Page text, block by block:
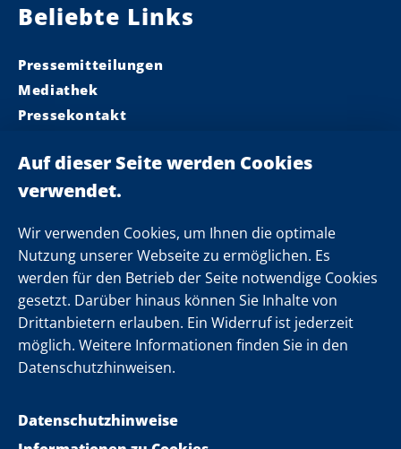
Wir verwenden Cookies, um Ihnen die optimale
Nutzung unserer Webseite zu ermöglichen. Es
werden für den Betrieb der Seite notwendige Cookies
gesetzt. Darüber hinaus können Sie Inhalte von
Drittanbietern erlauben. Ein Widerruf ist jederzeit
möglich. Weitere Informationen finden Sie in den
Datenschutzhinweisen.
Datenschutzhinweise
Beliebte Links
Pressemitteilungen
Mediathek
Pressekontakt
Landeskabinett
Einsamkeit
Folgen Sie uns